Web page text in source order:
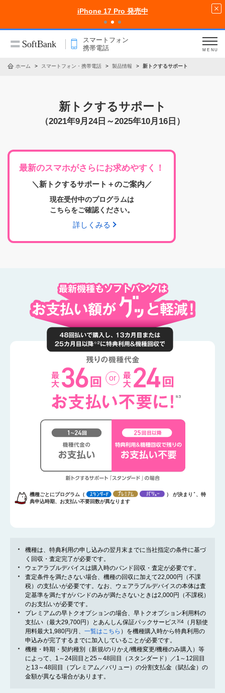
iPhone 17 Pro 発売中
スマートフォン
携帯電話
MENU
ホーム スマートフォン・携帯電話 製品情報 新トクするサポート
新トクするサポート
（2021年9月24日～2025年10月16日）
最新のスマホがさらにお求めやすく！
＼新トクするサポート＋のご案内／
現在受付中のプログラムは
こちらをご確認ください。
詳しくみる
機種ごとにプログラム（ ） が決まり ＊
、特
典申込時期、お支払い不要回数が異なります
機種は、特典利用の申し込みの翌月末までに当社指定の条件に基づ
く回収・査定完了が必要です。
ウェアラブルデバイスは購入時のバンド回収・査定が必要です。
査定条件を満たさない場合、機種の回収に加えて22,000円（不課
税）の支払いが必要です。なお、ウェアラブルデバイスの本体は査
定基準を満たすがバンドのみが満たさないときは2,000円（不課税）
のお支払いが必要です。
プレミアムの早トクオプションの場合、早トクオプション利用料の
支払い（最大29,700円）とあんしん保証パックサービス※4
（月額使
用料最大1,980円/月、 一覧はこちら ）を機種購入時から特典利用の
申込みが完了するまでに加入していることが必要です。
機種・時期・契約種別（新規/のりかえ/機種変更/機種のみ購入）等
によって、1～24回目と25～48回目（スタンダード）／1～12回目
と13～48回目（プレミアム／バリュー）の分割支払金（賦払金）の
金額が異なる場合があります。